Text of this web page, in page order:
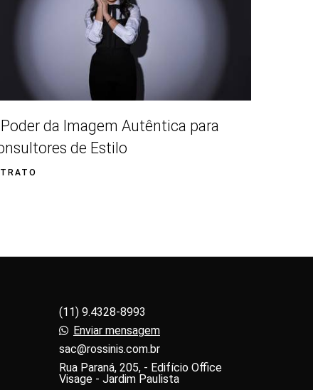
da Imagem Autêntica para
de Estilo
(11) 9.4328-8993
Enviar mensagem
sac@rossinis.com.br
Rua Paraná, 205, - Edifício Office
Visage - Jardim Paulista